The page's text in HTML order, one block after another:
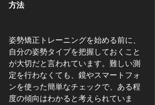
方法
姿勢矯正トレーニングを始める前に、
自分の姿勢タイプを把握しておくこと
が大切だと言われています。難しい測
定を行わなくても、鏡やスマートフォ
ンを使った簡単なチェックで、ある程
度の傾向はわかると考えられていま